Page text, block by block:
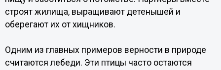
строят жилища, выращивают детенышей и
оберегают их от хищников.
Одним из главных примеров верности в природе
считаются лебеди. Эти птицы часто остаются